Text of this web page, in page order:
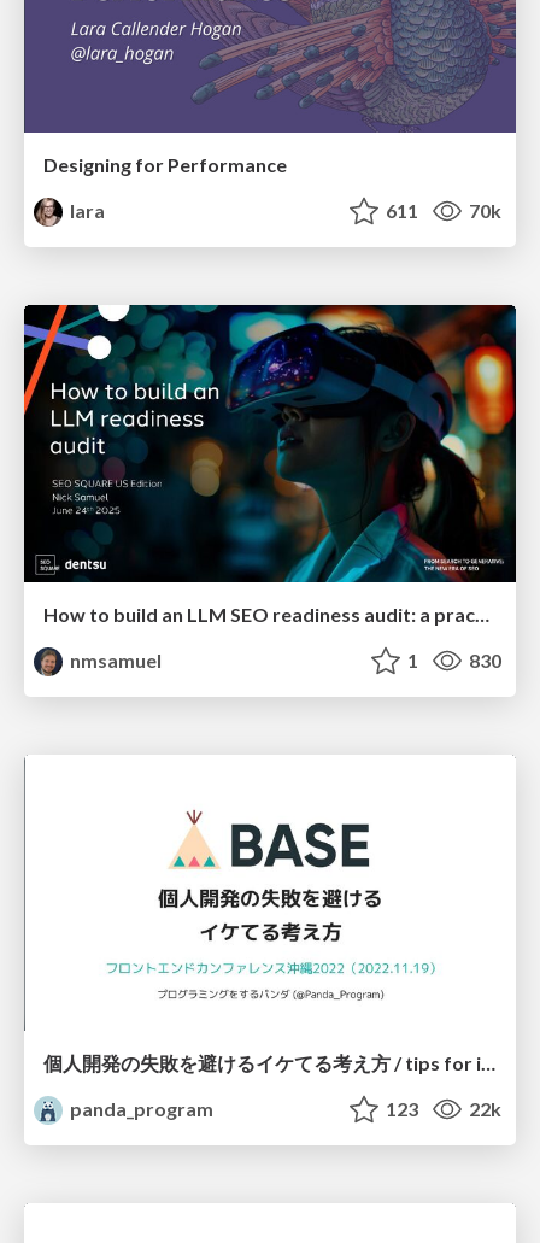
Designing for Performance
lara
611 70k
How to build an LLM SEO readiness audit: a practical framework
nmsamuel
1 830
個人開発の失敗を避けるイケてる考え方 / tips for indie hackers
panda_program
123 22k